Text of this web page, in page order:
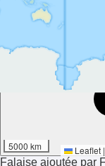
5000 km Leaflet |
Falaise ajoutée par